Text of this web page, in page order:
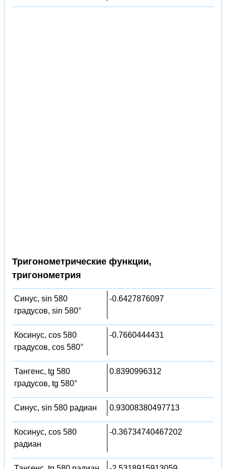
Тригонометрические функции,
тригонометрия
Синус, sin 580
градусов, sin 580°
-0.6427876097
Косинус, cos 580
градусов, cos 580°
-0.7660444431
Тангенс, tg 580
градусов, tg 580°
0.8390996312
Синус, sin 580 радиан 0.93008380497713
Косинус, cos 580
радиан
-0.36734740467202